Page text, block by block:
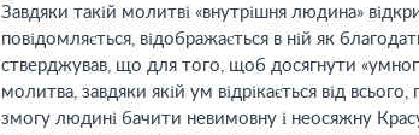
Завдяки такій молитві «внутрішня людина»
повідомляється, відображається в ній як
стверджував, що для того, щоб досягнути
молитва, завдяки якій ум відрікається від
змогу людині бачити невимовну і неосяжну